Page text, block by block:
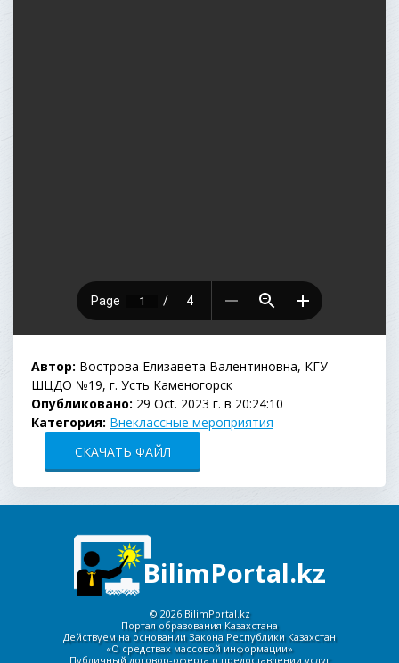
Автор: Вострова Елизавета Валентиновна, КГУ
ШЦДО №19, г. Усть Каменогорск
Опубликовано: 29 Oct. 2023 г. в 20:24:10
Категория: Внеклассные мероприятия
СКАЧАТЬ ФАЙЛ
BilimPortal.kz
©2026 BilimPortal.kz
Портал образования Казахстана
Действуем на основании Закона Республики Казахстан
«О средствах массовой информации»
Публичный договор-оферта о предоставлении услуг